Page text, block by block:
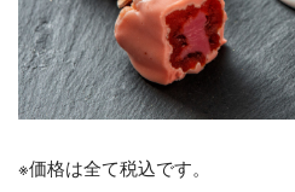
※価格は全て税込です。